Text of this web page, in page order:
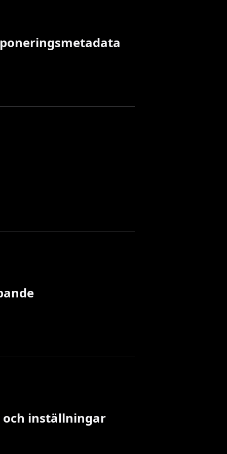
inställningar